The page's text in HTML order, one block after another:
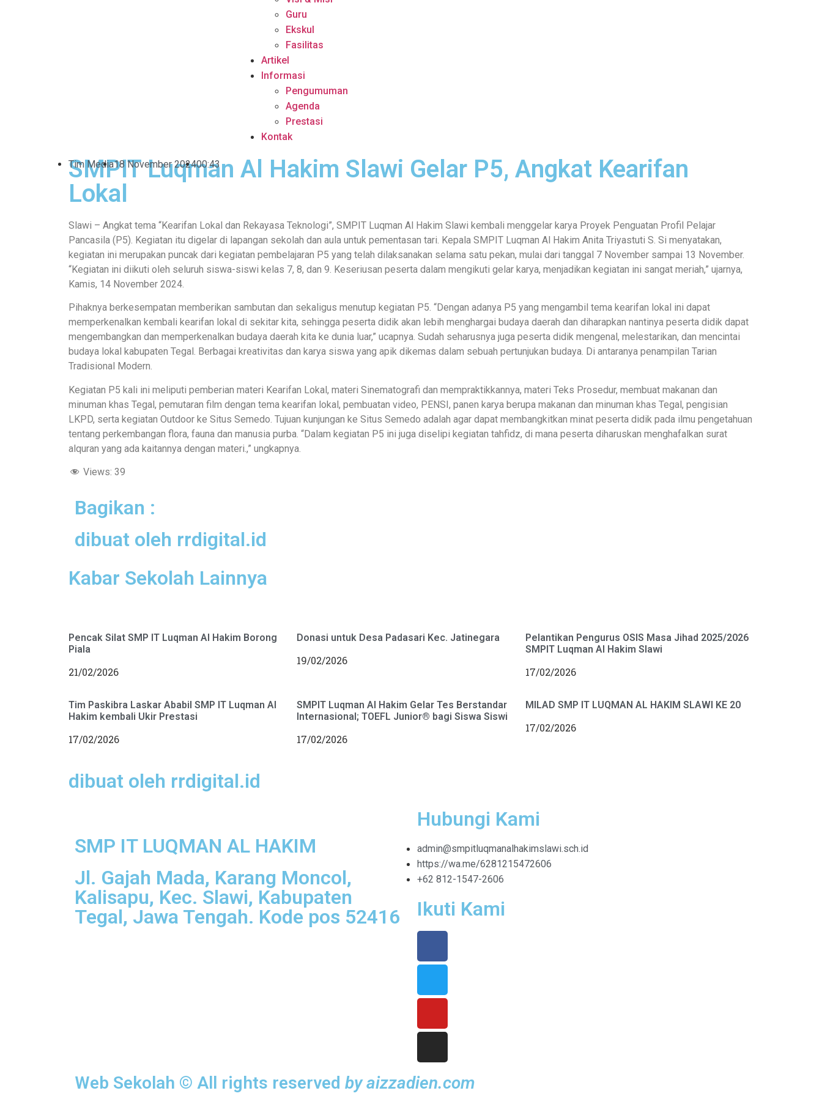
Guru
Ekskul
Fasilitas
Artikel
Informasi
Pengumuman
Agenda
Prestasi
Kontak
Tim Media18 November 202400:43
SMPIT Luqman Al Hakim Slawi Gelar P5, Angkat Kearifan
Lokal
Slawi – Angkat tema “Kearifan Lokal dan Rekayasa Teknologi”, SMPIT Luqman Al Hakim Slawi kembali menggelar karya Proyek Penguatan Profil Pelajar
Pancasila (P5). Kegiatan itu digelar di lapangan sekolah dan aula untuk pementasan tari. Kepala SMPIT Luqman Al Hakim Anita Triyastuti S. Si menyatakan,
kegiatan ini merupakan puncak dari kegiatan pembelajaran P5 yang telah dilaksanakan selama satu pekan, mulai dari tanggal 7 November sampai 13 November.
“Kegiatan ini diikuti oleh seluruh siswa-siswi kelas 7, 8, dan 9. Keseriusan peserta dalam mengikuti gelar karya, menjadikan kegiatan ini sangat meriah,” ujarnya,
Kamis, 14 November 2024.
Pihaknya berkesempatan memberikan sambutan dan sekaligus menutup kegiatan P5. “Dengan adanya P5 yang mengambil tema kearifan lokal ini dapat
memperkenalkan kembali kearifan lokal di sekitar kita, sehingga peserta didik akan lebih menghargai budaya daerah dan diharapkan nantinya peserta didik dapat
mengembangkan dan memperkenalkan budaya daerah kita ke dunia luar,” ucapnya. Sudah seharusnya juga peserta didik mengenal, melestarikan, dan mencintai
budaya lokal kabupaten Tegal. Berbagai kreativitas dan karya siswa yang apik dikemas dalam sebuah pertunjukan budaya. Di antaranya penampilan Tarian
Tradisional Modern.
Kegiatan P5 kali ini meliputi pemberian materi Kearifan Lokal, materi Sinematografi dan mempraktikkannya, materi Teks Prosedur, membuat makanan dan
minuman khas Tegal, pemutaran film dengan tema kearifan lokal, pembuatan video, PENSI, panen karya berupa makanan dan minuman khas Tegal, pengisian
LKPD, serta kegiatan Outdoor ke Situs Semedo. Tujuan kunjungan ke Situs Semedo adalah agar dapat membangkitkan minat peserta didik pada ilmu pengetahuan
tentang perkembangan flora, fauna dan manusia purba. “Dalam kegiatan P5 ini juga diselipi kegiatan tahfidz, di mana peserta diharuskan menghafalkan surat
alquran yang ada kaitannya dengan materi.,” ungkapnya.
Views: 39
Bagikan :
dibuat oleh rrdigital.id
Kabar Sekolah Lainnya
Pencak Silat SMP IT Luqman Al Hakim Borong
Piala
21/02/2026
Donasi untuk Desa Padasari Kec. Jatinegara
19/02/2026
Pelantikan Pengurus OSIS Masa Jihad 2025/2026
SMPIT Luqman Al Hakim Slawi
17/02/2026
Tim Paskibra Laskar Ababil SMP IT Luqman Al
Hakim kembali Ukir Prestasi
17/02/2026
SMPIT Luqman Al Hakim Gelar Tes Berstandar
Internasional; TOEFL Junior® bagi Siswa Siswi
17/02/2026
MILAD SMP IT LUQMAN AL HAKIM SLAWI KE 20
17/02/2026
dibuat oleh rrdigital.id
SMP IT LUQMAN AL HAKIM
Jl. Gajah Mada, Karang Moncol,
Kalisapu, Kec. Slawi, Kabupaten
Tegal, Jawa Tengah. Kode pos 52416
Hubungi Kami
admin@smpitluqmanalhakimslawi.sch.id
https://wa.me/6281215472606
+62 812-1547-2606
Ikuti Kami
Web Sekolah © All rights reserved by aizzadien.com